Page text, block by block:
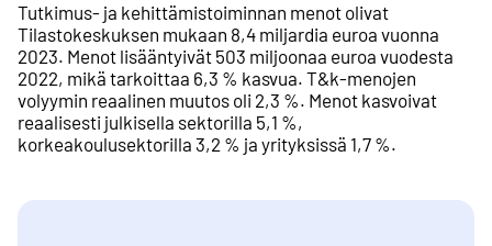
Tutkimus- ja kehittämistoiminnan menot olivat
Tilastokeskuksen mukaan 8,4 miljardia euroa vuonna
2023. Menot lisääntyivät 503 miljoonaa euroa vuodesta
2022, mikä tarkoittaa 6,3 % kasvua. T&k-menojen
volyymin reaalinen muutos oli 2,3 %. Menot kasvoivat
reaalisesti julkisella sektorilla 5,1 %,
korkeakoulusektorilla 3,2 % ja yrityksissä 1,7 %.